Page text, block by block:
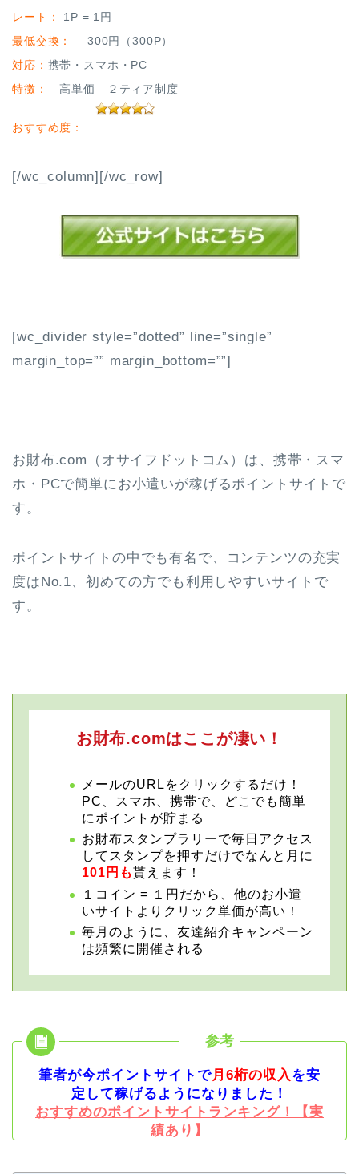
レート：
1P = 1円
最低交換：
300円（300P）
対応： 携帯・スマホ・PC
特徴：
高単価 ２ティア制度
おすすめ度：
[/wc_column][/wc_row]
[wc_divider style=”dotted” line=”single”
margin_top=”” margin_bottom=””]
お財布.com（オサイフドットコム）は、携帯・スマ
ホ・PCで簡単にお小遣いが稼げるポイントサイトで
す。
ポイントサイトの中でも有名で、コンテンツの充実
度はNo.1、初めての方でも利用しやすいサイトで
す。
お財布.comはここが凄い！
メールのURLをクリックするだけ！
PC、スマホ、携帯で、どこでも簡単
にポイントが貯まる
お財布スタンプラリーで毎日アクセス
してスタンプを押すだけでなんと月に
101円も貰えます！
１コイン = １円だから、他のお小遣
いサイトよりクリック単価が高い！
毎月のように、友達紹介キャンペーン
は頻繁に開催される
筆者が今ポイントサイトで月6桁の収入を安
定して稼げるようになりました！
おすすめのポイントサイトランキング！【実
績あり】